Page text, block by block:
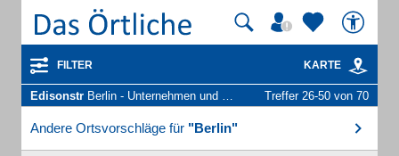
FILTER KARTE
Edisonstr Berlin - Unternehmen und Personen Treffer 26-50 von 70
Andere Ortsvorschläge für "Berlin"